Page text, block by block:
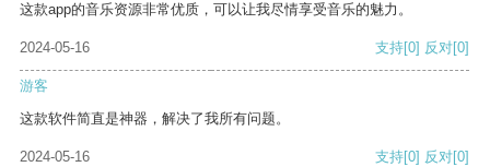
这款app的音乐资源非常优质，可以让我尽情享受音乐的魅力。
2024-05-16 支持[0] 反对[0]
游客
这款软件简直是神器，解决了我所有问题。
2024-05-16 支持[0] 反对[0]